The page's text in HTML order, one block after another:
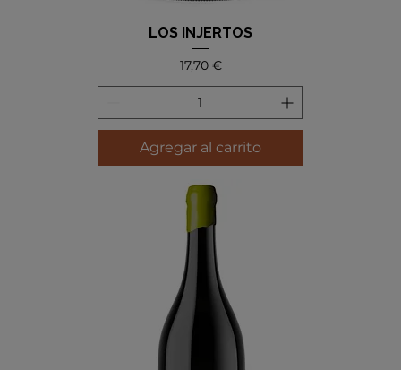
LOS INJERTOS
Precio
17,70 €
Agregar al carrito